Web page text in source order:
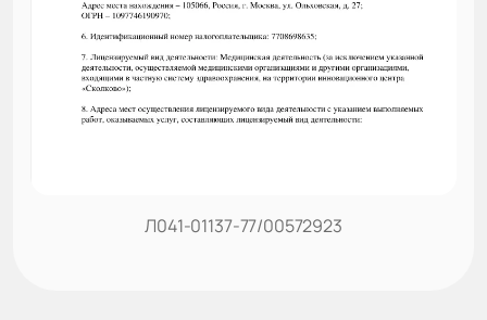
Л041-01137-77/00572923